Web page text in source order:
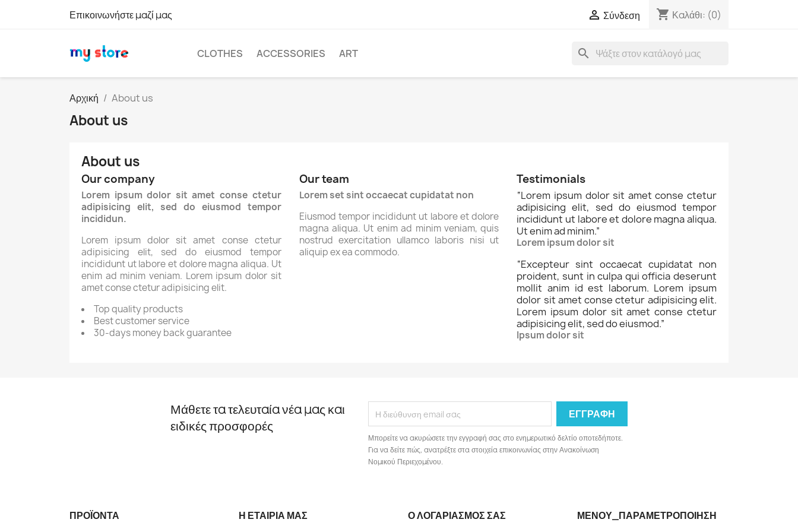
Επικοινωνήστε μαζί μας  Σύνδεση shopping_cart Καλάθι: (0)
CLOTHES ACCESSORIES ART search
Αρχική About us
About us
About us
Our company
Lorem ipsum dolor sit amet conse ctetur
adipisicing elit, sed do eiusmod tempor
incididun.
Lorem ipsum dolor sit amet conse ctetur
adipisicing elit, sed do eiusmod tempor
incididunt ut labore et dolore magna aliqua. Ut
enim ad minim veniam. Lorem ipsum dolor sit
amet conse ctetur adipisicing elit.
Top quality products
Best customer service
30-days money back guarantee
Our team
Lorem set sint occaecat cupidatat non
Eiusmod tempor incididunt ut labore et dolore
magna aliqua. Ut enim ad minim veniam, quis
nostrud exercitation ullamco laboris nisi ut
aliquip ex ea commodo.
Testimonials
“Lorem ipsum dolor sit amet conse ctetur
adipisicing elit, sed do eiusmod tempor
incididunt ut labore et dolore magna aliqua.
Ut enim ad minim.”
Lorem ipsum dolor sit
“Excepteur sint occaecat cupidatat non
proident, sunt in culpa qui officia deserunt
mollit anim id est laborum. Lorem ipsum
dolor sit amet conse ctetur adipisicing elit.
Lorem ipsum dolor sit amet conse ctetur
adipisicing elit, sed do eiusmod.”
Ipsum dolor sit
Μάθετε τα τελευταία νέα μας και
ειδικές προσφορές
Μπορείτε να ακυρώσετε την εγγραφή σας στο ενημερωτικό δελτίο οποτεδήποτε.
Για να δείτε πώς, ανατρέξτε στα στοιχεία επικοινωνίας στην Ανακοίνωση
Νομικού Περιεχομένου.
ΠΡΟΪΌΝΤΑ Η ΕΤΑΙΡΊΑ ΜΑΣ Ο ΛΟΓΑΡΙΑΣΜΌΣ ΣΑΣ ΜΕΝΟΎ_ΠΑΡΑΜΕΤΡΟΠΟΊΗΣΗ